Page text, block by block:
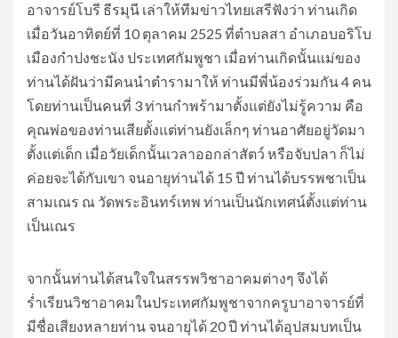
​อาจารย์โบรี ธีรมุนี เล่าให้ทีมข่าวไทยเสรีฟังว่า ท่านเกิด
เมื่อวันอาทิตย์ที่ 10 ตุลาคม 2525 ที่ตำบลสา อำเภอบอริโบ
เมืองกำปงชะนัง ประเทศกัมพูชา เมื่อท่านเกิดนั้นแม่ของ
ท่านได้ฝันว่ามีคนนำตำรามาให้ ท่านมีพี่น้องร่วมกัน 4 คน
โดยท่านเป็นคนที่ 3 ท่านกำพร้ามาตั้งแต่ยังไม่รู้ความ คือ
คุณพ่อของท่านเสียตั้งแต่ท่านยังเล็กๆ ท่านอาศัยอยู่วัดมา
ตั้งแต่เด็ก เมื่อวัยเด็กนั้นเวลาออกล่าสัตว์ หรือจับปลา ก็ไม่
ค่อยจะได้กับเขา จนอายุท่านได้ 15 ปี ท่านได้บรรพชาเป็น
สามเณร ณ วัดพระอินทร์เทพ ท่านเป็นนักเทศน์ตั้งแต่ท่าน
เป็นเณร
จากนั้นท่านได้สนใจในสรรพวิชาอาคมต่างๆ จึงได้
ร่ำเรียนวิชาอาคมในประเทศกัมพูชาจากครูบาอาจารย์ที่
มีชื่อเสียงหลายท่าน จนอายุได้ 20 ปี ท่านได้อุปสมบทเป็น